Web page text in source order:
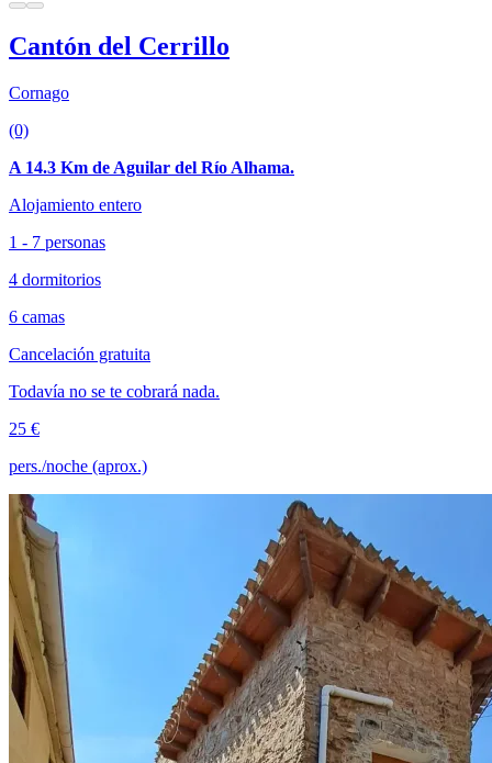
Cantón del Cerrillo
Cornago
(0)
A 14.3 Km de Aguilar del Río Alhama.
Alojamiento entero
1 - 7 personas
4 dormitorios
6 camas
Cancelación gratuita
Todavía no se te cobrará nada.
25 €
pers./noche (aprox.)